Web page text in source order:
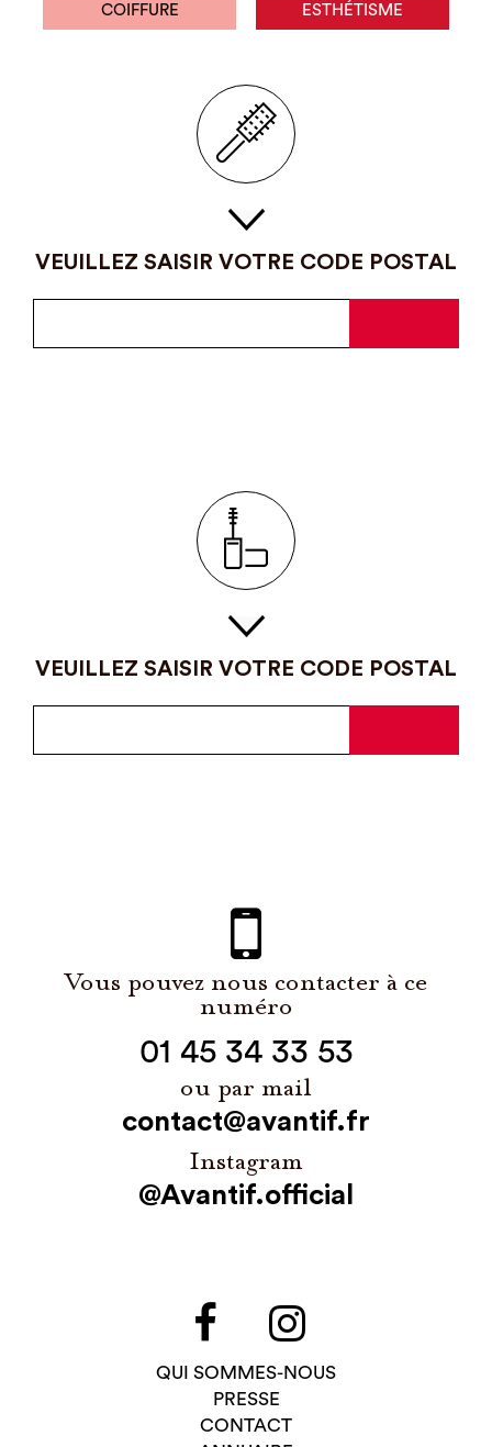
COIFFURE ESTHÉTISME
VEUILLEZ SAISIR VOTRE CODE POSTAL
VEUILLEZ SAISIR VOTRE CODE POSTAL
Vous pouvez nous contacter à ce
numéro
01 45 34 33 53
ou par mail
contact@avantif.fr
Instagram
@Avantif.official
QUI SOMMES-NOUS
PRESSE
CONTACT